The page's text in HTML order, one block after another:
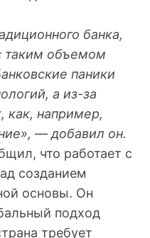
банка,
таким объемом
паники
а из-за
как, например,
— добавил он.
что работает с
созданием
основы. Он
подход
требует